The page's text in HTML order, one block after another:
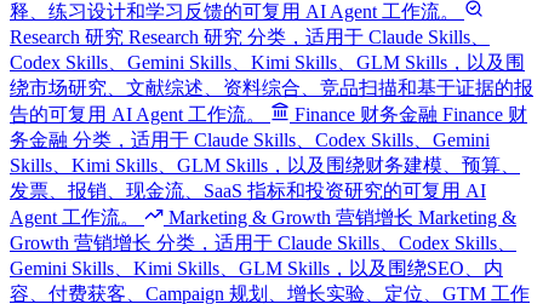
释、练习设计和学习反馈的可复用 AI Agent 工作流。
Research 研究 Research 研究 分类，适用于 Claude Skills、
Codex Skills、Gemini Skills、Kimi Skills、GLM Skills，以及围
绕市场研究、文献综述、资料综合、竞品扫描和基于证据的报
告的可复用 AI Agent 工作流。
Finance 财务金融 Finance 财
务金融 分类，适用于 Claude Skills、Codex Skills、Gemini
Skills、Kimi Skills、GLM Skills，以及围绕财务建模、预算、
发票、报销、现金流、SaaS 指标和投资研究的可复用 AI
Agent 工作流。
Marketing & Growth 营销增长 Marketing &
Growth 营销增长 分类，适用于 Claude Skills、Codex Skills、
Gemini Skills、Kimi Skills、GLM Skills，以及围绕SEO、内
容、付费获客、Campaign 规划、增长实验、定位、GTM 工作